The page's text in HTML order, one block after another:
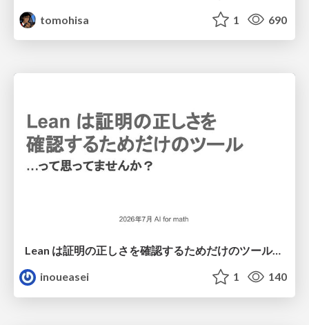
tomohisa
1 690
Lean は証明の正しさを確認するためだけのツールって思ってませんか？
inoueasei
1 140